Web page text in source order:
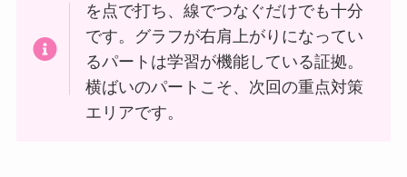
を点で打ち、線でつなぐだけでも十分
です。グラフが右肩上がりになってい
るパートは学習が機能している証拠。
横ばいのパートこそ、次回の重点対策
エリアです。